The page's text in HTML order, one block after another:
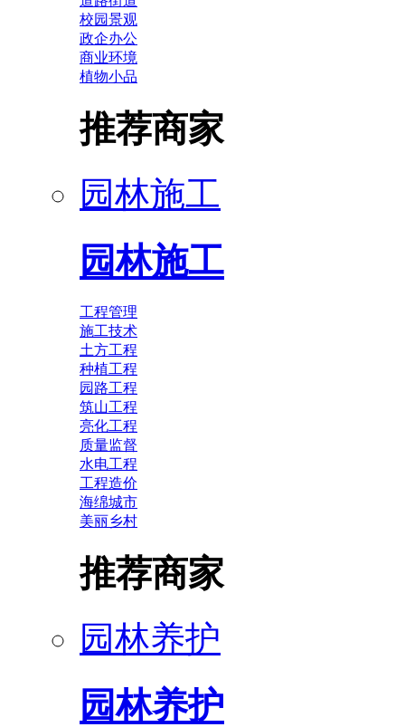
校园景观
政企办公
商业环境
植物小品
推荐商家
园林施工
园林施工
工程管理
施工技术
土方工程
种植工程
园路工程
筑山工程
亮化工程
质量监督
水电工程
工程造价
海绵城市
美丽乡村
推荐商家
园林养护
园林养护